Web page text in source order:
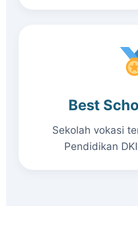
Best
Sekolah vokasi
Pendidikan